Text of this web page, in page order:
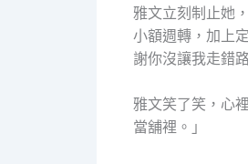
雅文立刻制止她
小額週轉，加上
謝你沒讓我走錯路
雅文笑了笑，心
當舖裡。」